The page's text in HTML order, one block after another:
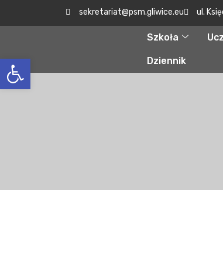
Otwórz pasek narzędzi
sekretariat@psm.gliwice.eu ul.
Szkoła
Dziennik